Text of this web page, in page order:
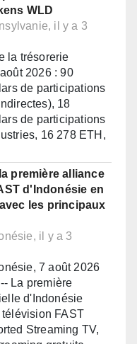
WLD
il y a 3
la trésorerie
2026 : 90
de participations
18
de participations
16 278 ETH,
première alliance
d'Indonésie en
les principaux
il y a 3
7 août 2026
La première
d'Indonésie
FAST
Streaming TV,